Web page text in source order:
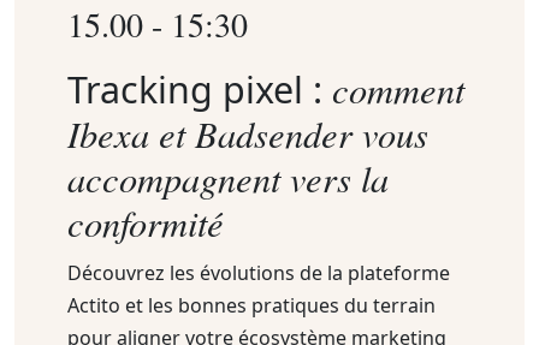
15.00 - 15:30
Tracking pixel : comment
Ibexa et Badsender vous
accompagnent vers la
conformité
Découvrez les évolutions de la plateforme
Actito et les bonnes pratiques du terrain
pour aligner votre écosystème marketing